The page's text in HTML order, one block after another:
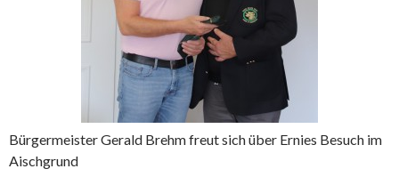
Bürgermeister Gerald Brehm freut sich über Ernies Besuch im
Aischgrund